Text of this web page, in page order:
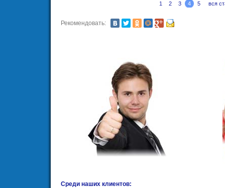
1 2 3 4 5 вся
Рекомендовать:
Среди наших клиентов: